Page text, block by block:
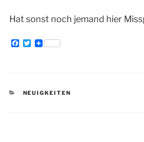
Hat sonst noch jemand hier
F
o
k
T
r
KATEGORIEN
NEUIGKEITEN